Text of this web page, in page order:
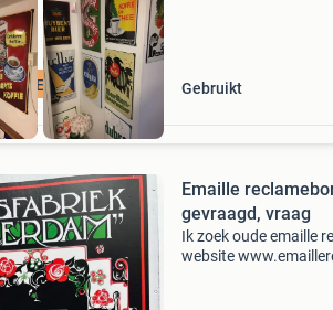
Gebruikt
Emaille reclamebord,
gevraagd, vraag
Ik zoek oude emaille
website